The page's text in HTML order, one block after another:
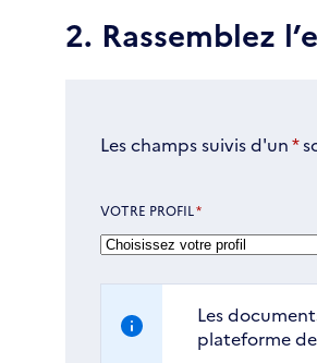
2. Rassemblez
Les champs suivis d'un*
VOTRE PROFIL *
Les
plateforme